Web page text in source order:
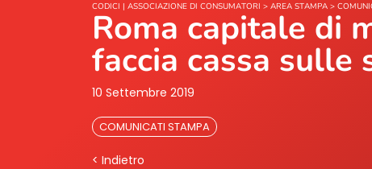
CODICI | ASSOCIAZIONE DI CONSUMATORI > AREA STAMPA >
Roma capitale di
faccia cassa
10 Settembre 2019
COMUNICATI STAMPA
< Indietro